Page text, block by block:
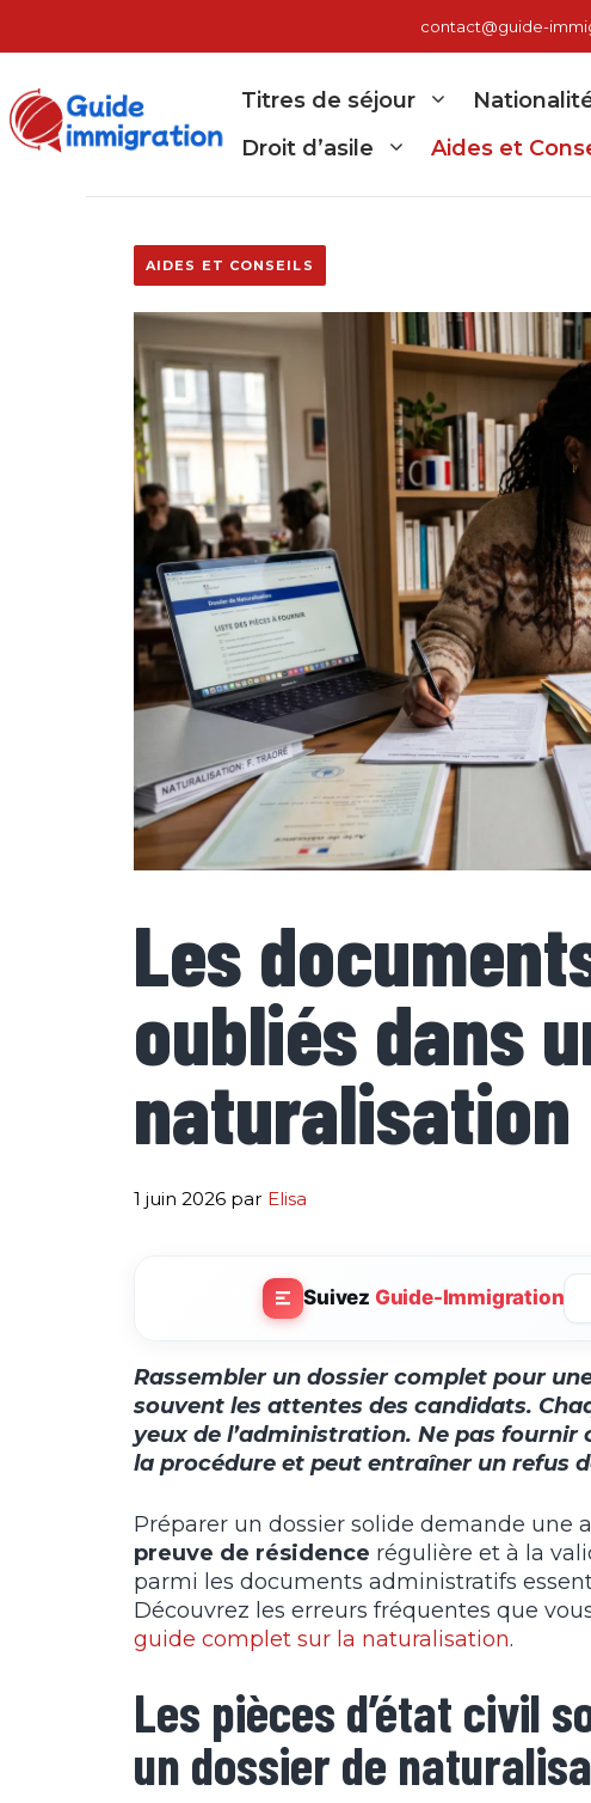
contact@guide-
Titres de séjour
Droit d’asile
Aides et
AIDES ET CONSEILS
Les
oubliés dans
naturalisation
1 juin 2026 par Elisa
Suivez Guide-Immigration
Rassembler un dossier complet pour
souvent les attentes des candidats.
yeux de l’administration. Ne pas
la procédure et peut entraîner un refus
Préparer un dossier solide demande
preuve de résidence régulière et à la
parmi les documents administratifs
Découvrez les erreurs fréquentes que
guide complet sur la naturalisation.
Les pièces d’état civil
un dossier de